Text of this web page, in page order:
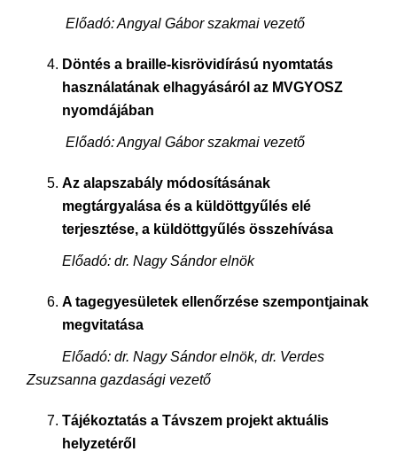
Előadó: Angyal Gábor szakmai vezető
Döntés a braille-kisrövidírású nyomtatás
használatának elhagyásáról az MVGYOSZ
nyomdájában
Előadó:Angyal Gábor szakmai vezető
Az alapszabály módosításának
megtárgyalása és a küldöttgyűlés elé
terjesztése, a küldöttgyűlés összehívása
Előadó: dr. Nagy Sándor elnök
A tagegyesületek ellenőrzése szempontjainak
megvitatása
Előadó: dr. Nagy Sándor elnök, dr. Verdes
Zsuzsanna gazdasági vezető
Tájékoztatás a Távszem projekt aktuális
helyzetéről